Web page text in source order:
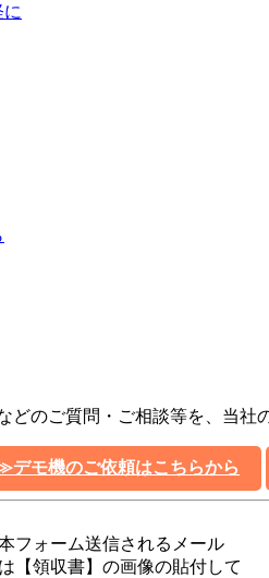
どのご質問・ご相談等を、当
デモ機のご依頼はこちらから
フォーム送信されるメール
【領収書】の画像の貼付して